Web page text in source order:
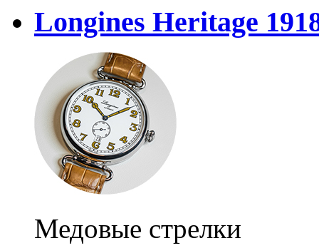
Longines Heritage
Медовые стрелки